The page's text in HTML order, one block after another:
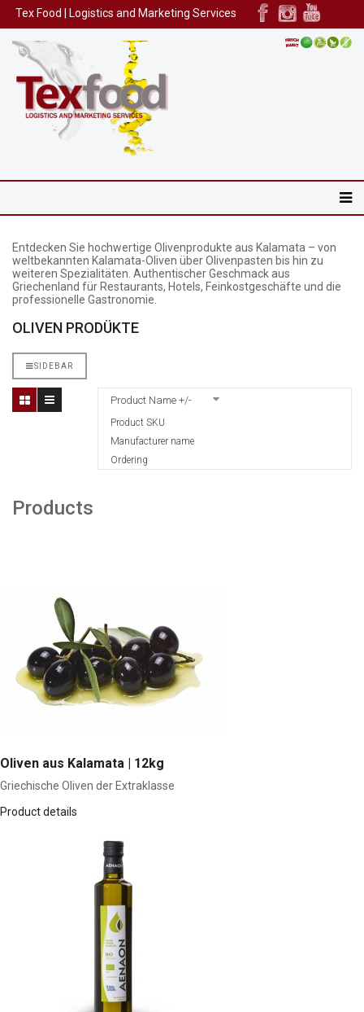
Tex Food | Logistics and Marketing Services
Entdecken Sie hochwertige Olivenprodukte aus Kalamata – von
weltbekannten Kalamata-Oliven über Olivenpasten bis hin zu
weiteren Spezialitäten. Authentischer Geschmack aus
Griechenland für Restaurants, Hotels, Feinkostgeschäfte und die
professionelle Gastronomie.
OLIVEN PRODÜKTE
SIDEBAR
Product Name +/-
Product SKU
Manufacturer name
Ordering
Products
Oliven aus Kalamata | 12kg
Griechische Oliven der Extraklasse
Product details